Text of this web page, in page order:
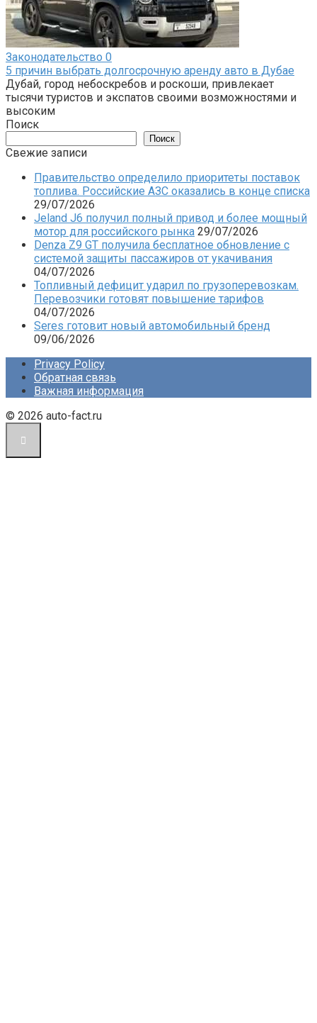
Законодательство 0
5 причин выбрать долгосрочную аренду авто в Дубае
Дубай, город небоскребов и роскоши, привлекает
тысячи туристов и экспатов своими возможностями и
высоким
Поиск
Поиск
Свежие записи
Правительство определило приоритеты поставок
топлива. Российские АЗС оказались в конце списка
29/07/2026
Jeland J6 получил полный привод и более мощный
мотор для российского рынка 29/07/2026
Denza Z9 GT получила бесплатное обновление с
системой защиты пассажиров от укачивания
04/07/2026
Топливный дефицит ударил по грузоперевозкам.
Перевозчики готовят повышение тарифов
04/07/2026
Seres готовит новый автомобильный бренд
09/06/2026
Privacy Policy
Обратная связь
Важная информация
© 2026 auto-fact.ru